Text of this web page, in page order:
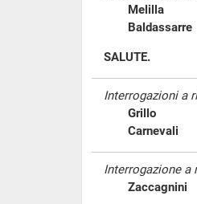
Melilla
SALUTE.
Interrogazioni a
Grillo
Carnevali
Interrogazione